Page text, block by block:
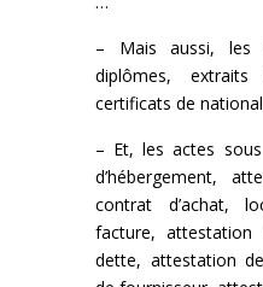
– Mais aussi, les
diplômes,
certificats de
– Et, les actes
d’hébergement,
contrat d’achat,
facture, attestation
dette, attestation